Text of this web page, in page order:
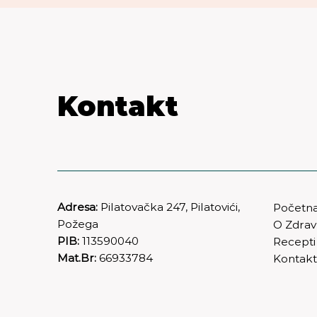
Kontakt
Adresa:Pilatovačka 247, Pilatovići,
Požega
PIB:113590040
Mat.Br:66933784
O
Recepti
Kontakt